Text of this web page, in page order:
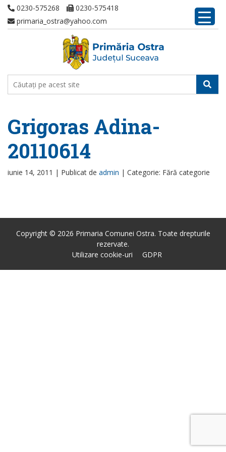
0230-575268
0230-575418
primaria_ostra@yahoo.com
Grigoras Adina-
20110614
iunie 14, 2011 | Publicat de admin | Categorie: Fără categorie
Copyright © 2026 Primaria Comunei Ostra. Toate drepturile
rezervate.
Utilizare cookie-uri
GDPR